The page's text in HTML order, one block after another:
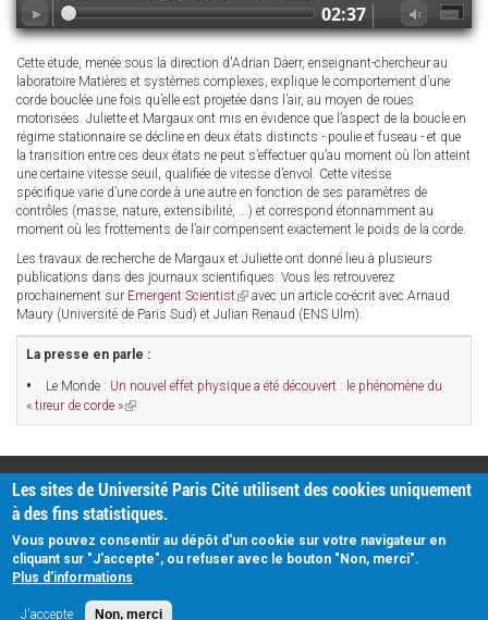
02:37
Cette étude, menée sous la direction d'Adrian Daerr, enseignant-chercheur au
laboratoire Matières et systèmes complexes, explique le comportement d’une
corde bouclée une fois qu’elle est projetée dans l’air, au moyen de roues
motorisées. Juliette et Margaux ont mis en évidence que l’aspect de la boucle en
régime stationnaire se décline en deux états distincts - poulie et fuseau - et que
la transition entre ces deux états ne peut s’effectuer qu’au moment où l’on atteint
une certaine vitesse seuil, qualifiée de vitesse d’envol. Cette vitesse
spécifique varie d’une corde à une autre en fonction de ses paramètres de
contrôles (masse, nature, extensibilité, ...) et correspond étonnamment au
moment où les frottements de l’air compensent exactement le poids de la corde.
Les travaux de recherche de Margaux et Juliette ont donné lieu à plusieurs
publications dans des journaux scientifiques. Vous les retrouverez
prochainement sur Emergent Scientist(link
is
external)
avec un article co-écrit avec Arnaud
Maury (Université de Paris Sud) et Julian Renaud (ENS Ulm).
La presse en parle :
Le Monde : Un nouvel effet physique a été découvert : le phénomène du
« tireur de corde »(link
is
PRATIQUE
Plan d'accès
Intranet
Mentions légales
Données personnelles
Les sites de Université Paris Cité utilisent des cookies uniquement
à des fins statistiques.
Vous pouvez consentir au dépôt d'un cookie sur votre navigateur en
cliquant sur "J'accepte", ou refuser avec le bouton "Non, merci".
Plus d'informations
J'accepte Non, merci